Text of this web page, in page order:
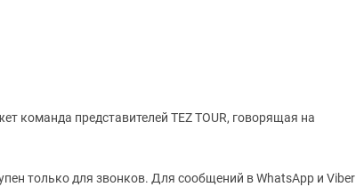
команда представителей TEZ TOUR, говорящая на
только для звонков. Для сообщений в WhatsApp и Viber